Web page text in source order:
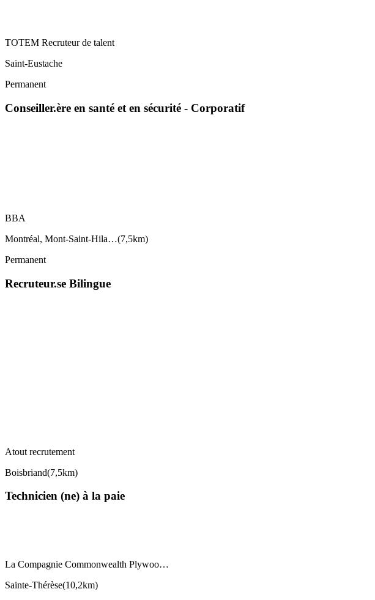
TOTEM Recruteur de talent
Saint-Eustache
Permanent
Conseiller.ère en santé et en sécurité - Corporatif
BBA
Montréal, Mont-Saint-Hila…(7,5km)
Permanent
Recruteur.se Bilingue
Atout recrutement
Boisbriand(7,5km)
Technicien (ne) à la paie
La Compagnie Commonwealth Plywoo…
Sainte-Thérèse(10,2km)